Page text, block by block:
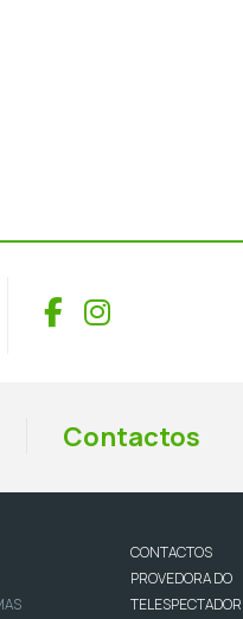
Facebook
Instagram
Contactos
CONTACTOS
PROVEDORA DO
TELESPECTADOR